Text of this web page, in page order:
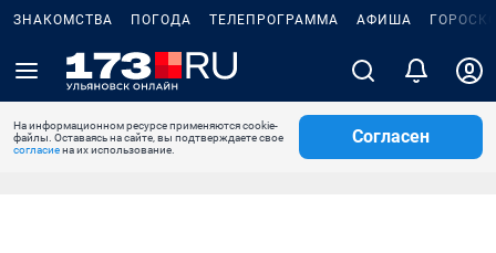
ЗНАКОМСТВА ПОГОДА ТЕЛЕПРОГРАММА АФИША
На информационном ресурсе применяются cookie-
файлы. Оставаясь на сайте, вы подтверждаете свое
согласиена их использование.
Согласен